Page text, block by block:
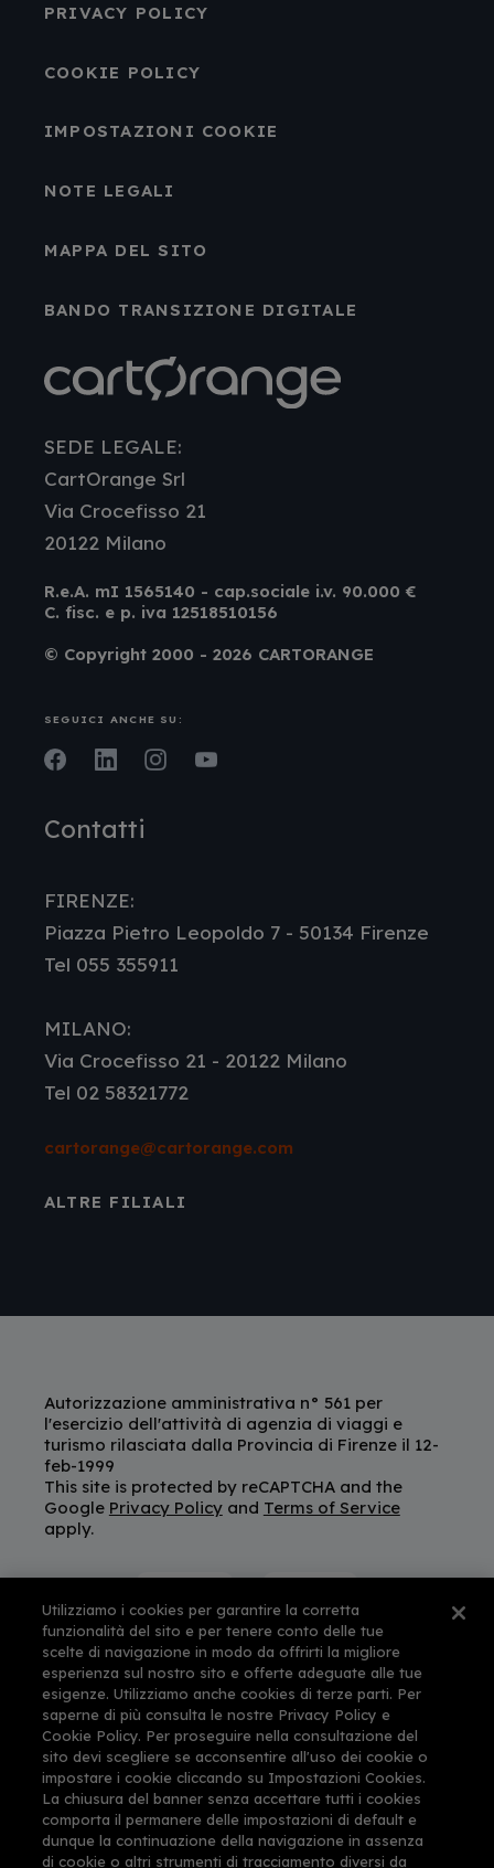
PRIVACY POLICY
COOKIE POLICY
IMPOSTAZIONI COOKIE
NOTE LEGALI
MAPPA DEL SITO
BANDO TRANSIZIONE DIGITALE
SEDE LEGALE:
CartOrange Srl
Via Crocefisso 21
20122 Milano
R.e.A. mI 1565140 - cap.sociale i.v. 90.000 €
C. fisc. e p. iva 12518510156
© Copyright 2000 - 2026 CARTORANGE
SEGUICI ANCHE SU:
Facebook
LinkedInInstagram
Contatti
FIRENZE:
Piazza Pietro Leopoldo 7 - 50134 Firenze
Tel 055 355911
MILANO:
Via Crocefisso 21 - 20122 Milano
Tel 02 58321772
cartorange@cartorange.com
ALTRE FILIALI
Autorizzazione amministrativa n° 561 per
l'esercizio dell'attività di agenzia di viaggi e
turismo rilasciata dalla Provincia di Firenze il 12-
feb-1999
This site is protected by reCAPTCHA and the
Google Privacy Policyand Terms of Service
apply.
Utilizziamo i cookies per garantire la corretta
funzionalità del sito e per tenere conto delle tue
scelte di navigazione in modo da offrirti la migliore
esperienza sul nostro sito e offerte adeguate alle tue
esigenze. Utilizziamo anche cookies di terze parti. Per
saperne di più consulta le nostre Privacy Policy e
Cookie Policy. Per proseguire nella consultazione del
sito devi scegliere se acconsentire all'uso dei cookie o
impostare i cookie cliccando su Impostazioni Cookies.
La chiusura del banner senza accettare tutti i cookies
comporta il permanere delle impostazioni di default e
dunque la continuazione della navigazione in assenza
di cookie o altri strumenti di tracciamento diversi da